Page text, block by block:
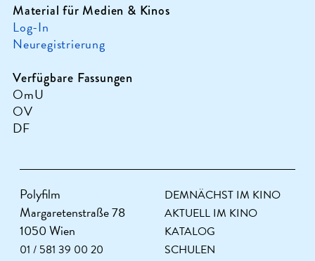
Material für Medien & Kinos
Log-In
Neuregistrierung
Verfügbare Fassungen
OmU
OV
DF
Polyfilm
Margaretenstraße 78
1050 Wien
01 / 581 39 00 20
DEMNÄCHST IM KINO
AKTUELL IM KINO
KATALOG
SCHULEN